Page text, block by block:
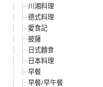
川湘料理
德式料理
愛食記
披薩
日式麵食
日本料理
早餐
早餐/早午餐